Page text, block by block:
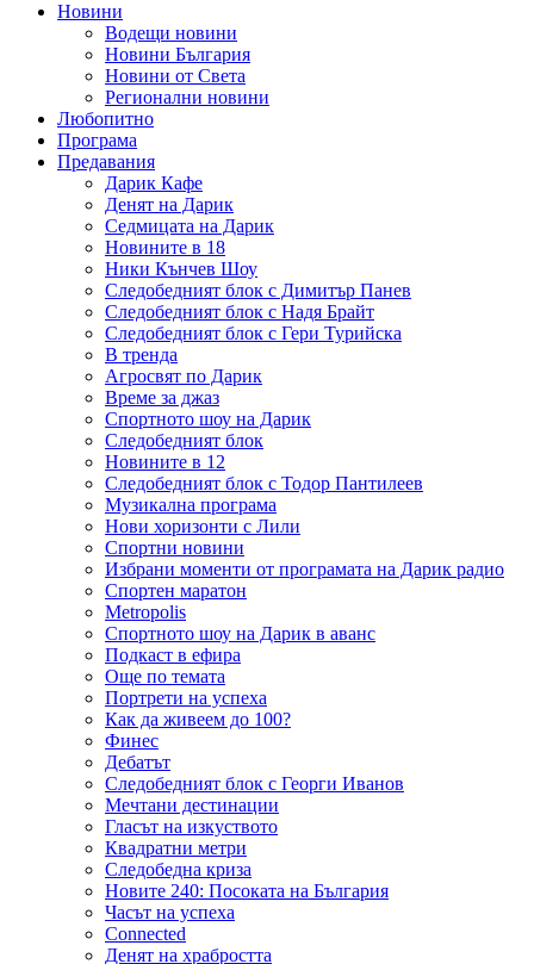
Новини
Водещи новини
Новини България
Новини от Света
Регионални новини
Любопитно
Програма
Предавания
Дарик Кафе
Денят на Дарик
Седмицата на Дарик
Новините в 18
Ники Кънчев Шоу
Следобедният блок с Димитър Панев
Следобедният блок с Надя Брайт
Следобедният блок с Гери Турийска
В тренда
Агросвят по Дарик
Време за джаз
Спортното шоу на Дарик
Следобедният блок
Новините в 12
Следобедният блок с Тодор Пантилеев
Музикална програма
Нови хоризонти с Лили
Спортни новини
Избрани моменти от програмата на Дарик радио
Спортен маратон
Metropolis
Спортното шоу на Дарик в аванс
Подкаст в ефира
Още по темата
Портрети на успеха
Как да живеем до 100?
Финес
Дебатът
Следобедният блок с Георги Иванов
Мечтани дестинации
Гласът на изкуството
Квадратни метри
Следобедна криза
Новите 240: Посоката на България
Часът на успеха
Connected
Денят на храбростта